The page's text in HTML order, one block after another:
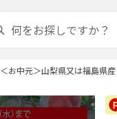
＜お中元＞山梨県又は福島県